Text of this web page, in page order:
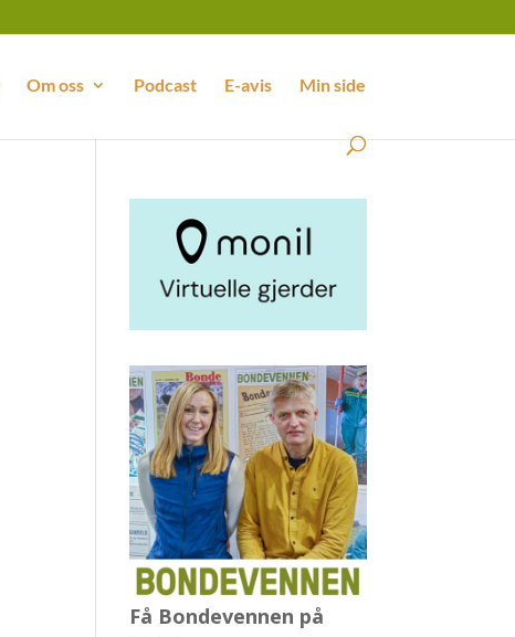
Om oss Podcast E-avis Min side
Få Bondevennen på